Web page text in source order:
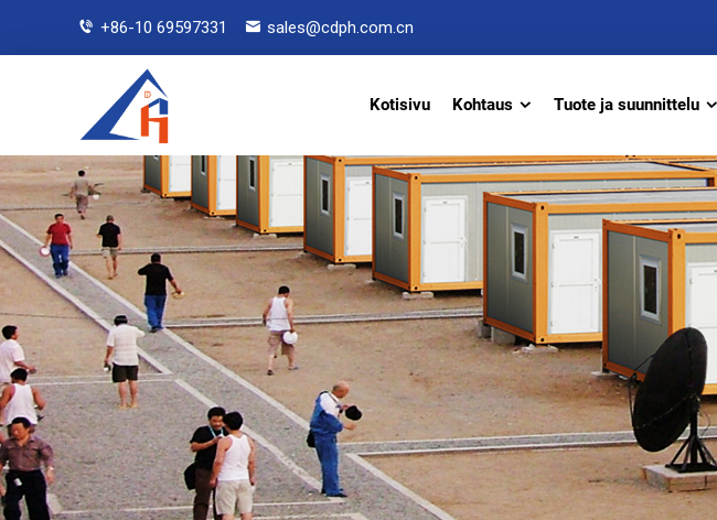
+86-10 69597331 sales@cdph.com.cn
Kotisivu Kohtaus Tuote ja suunnittelu